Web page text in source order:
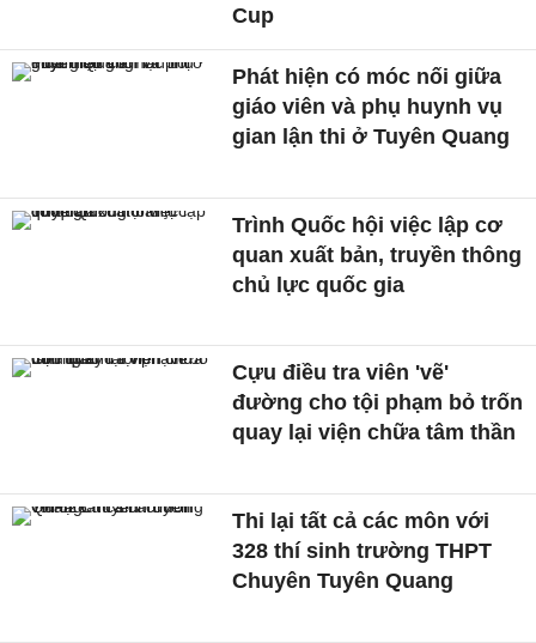
Cup
Phát hiện có móc nối giữa
giáo viên và phụ huynh vụ
gian lận thi ở Tuyên Quang
Trình Quốc hội việc lập cơ
quan xuất bản, truyền thông
chủ lực quốc gia
Cựu điều tra viên 'vẽ'
đường cho tội phạm bỏ trốn
quay lại viện chữa tâm thần
Thi lại tất cả các môn với
328 thí sinh trường THPT
Chuyên Tuyên Quang